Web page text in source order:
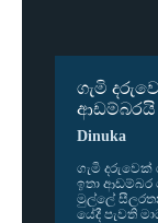
ගැමි
ආඩම්බරයි
Dinuka
ගැමි දරු­වෙක්
ඉතා
මුල්ලේ
යේදී පැවති